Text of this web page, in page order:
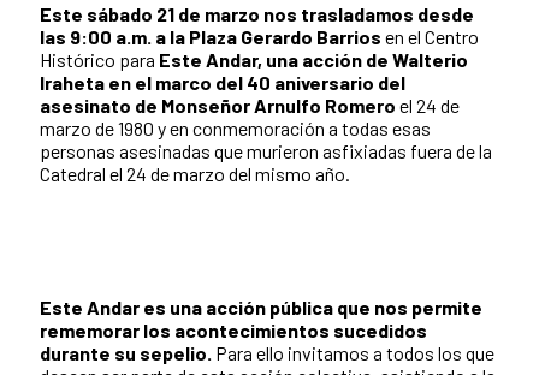
Este sábado 21 de marzo nos trasladamos desde
las 9:00 a.m. a la Plaza Gerardo Barrios en el Centro
Histórico para Este Andar, una acción de Walterio
Iraheta en el marco del 40 aniversario del
asesinato de Monseñor Arnulfo Romero el 24 de
marzo de 1980 y en conmemoración a todas esas
personas asesinadas que murieron asfixiadas fuera de la
Catedral el 24 de marzo del mismo año.
Este Andar es una acción pública que nos permite
rememorar los acontecimientos sucedidos
durante su sepelio. Para ello invitamos a todos los que